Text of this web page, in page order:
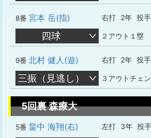
8番 宮本 岳(指) 右打 2年 投
四球 ２アウト１塁
9番 北村 健人(遊) 右打 2年 投
三振（見逃し） ３アウトチェ
5回裏 森療大
5番 畠中 海翔(右) 左打 3年 投